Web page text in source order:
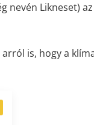
nevén Likneset)
is, hogy a